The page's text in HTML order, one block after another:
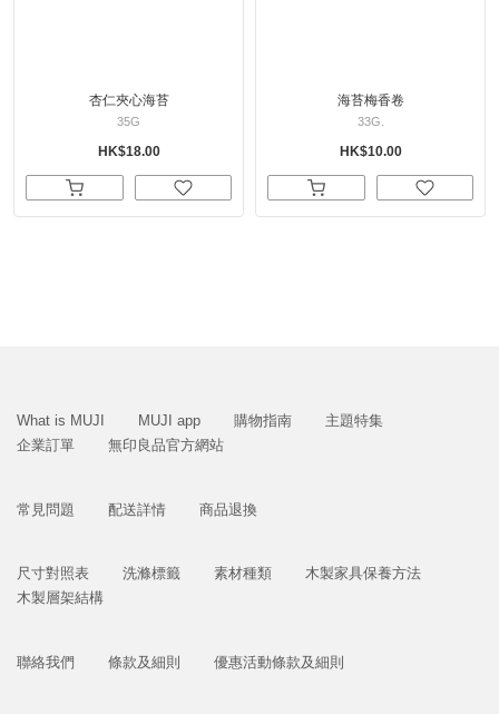
杏仁夾心海苔
35G
HK$18.00
海苔梅香卷
33G.
HK$10.00
What is MUJI MUJI app 購物指南
主題特集
企業訂單
無印良品官方網站
常見問題 配送詳情 商品退換
尺寸對照表 洗滌標籤 素材種類
木製家具保養方法
木製層架結構
聯絡我們 條款及細則 優惠活動條款及細則